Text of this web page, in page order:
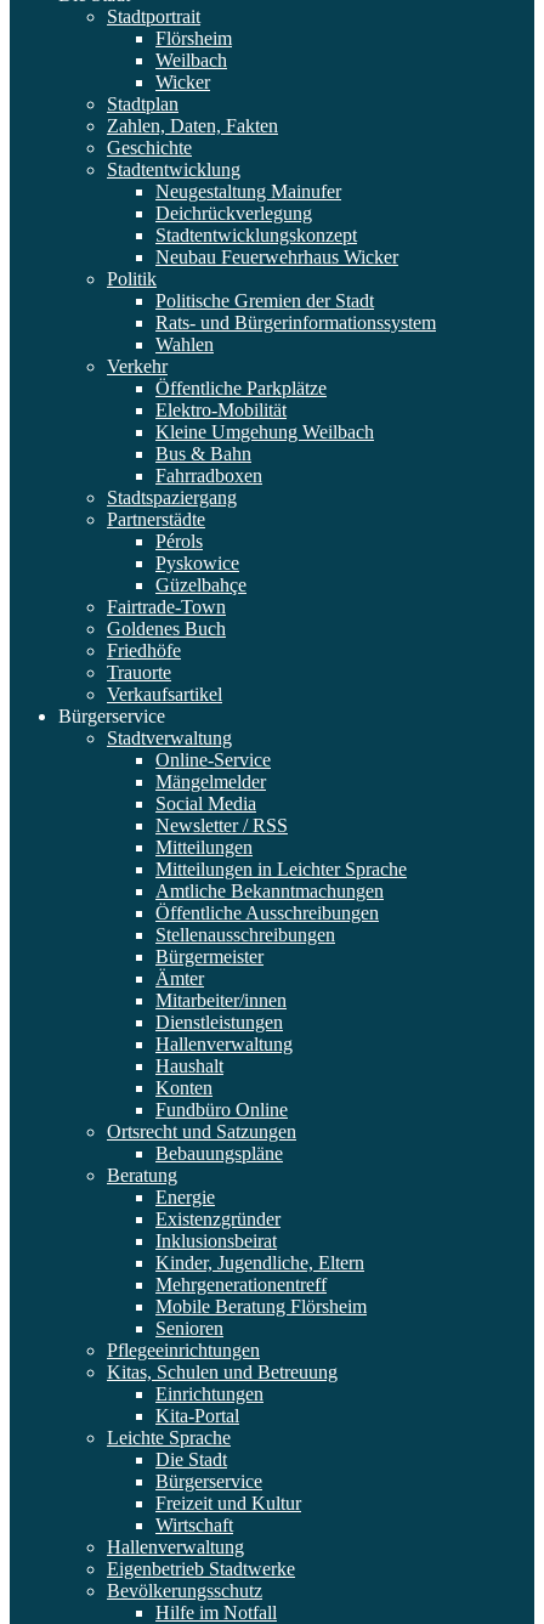
Stadtportrait
Flörsheim
Weilbach
Wicker
Stadtplan
Zahlen, Daten, Fakten
Geschichte
Stadtentwicklung
Neugestaltung Mainufer
Deichrückverlegung
Stadtentwicklungskonzept
Neubau Feuerwehrhaus Wicker
Politik
Politische Gremien der Stadt
Rats- und Bürgerinformationssystem
Wahlen
Verkehr
Öffentliche Parkplätze
Elektro-Mobilität
Kleine Umgehung Weilbach
Bus & Bahn
Fahrradboxen
Stadtspaziergang
Partnerstädte
Pérols
Pyskowice
Güzelbahçe
Fairtrade-Town
Goldenes Buch
Friedhöfe
Trauorte
Verkaufsartikel
Bürgerservice
Stadtverwaltung
Online-Service
Mängelmelder
Social Media
Newsletter / RSS
Mitteilungen
Mitteilungen in Leichter Sprache
Amtliche Bekanntmachungen
Öffentliche Ausschreibungen
Stellenausschreibungen
Bürgermeister
Ämter
Mitarbeiter/innen
Dienstleistungen
Hallenverwaltung
Haushalt
Konten
Fundbüro Online
Ortsrecht und Satzungen
Bebauungspläne
Beratung
Energie
Existenzgründer
Inklusionsbeirat
Kinder, Jugendliche, Eltern
Mehrgenerationentreff
Mobile Beratung Flörsheim
Senioren
Pflegeeinrichtungen
Kitas, Schulen und Betreuung
Einrichtungen
Kita-Portal
Leichte Sprache
Die Stadt
Bürgerservice
Freizeit und Kultur
Wirtschaft
Hallenverwaltung
Eigenbetrieb Stadtwerke
Bevölkerungsschutz
Hilfe im Notfall